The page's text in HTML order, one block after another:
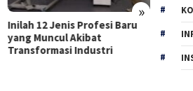
»
Inilah 12 Jenis Profesi Baru
yang Muncul Akibat
Transformasi Industri
The
Baru
yang